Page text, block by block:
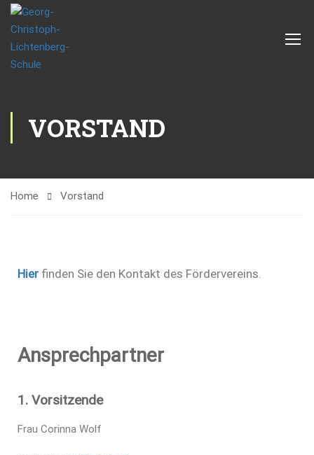
VORSTAND
Home Vorstand
Hier finden Sie den Kontakt des Fördervereins.
Ansprechpartner
1. Vorsitzende
Frau Corinna Wolf